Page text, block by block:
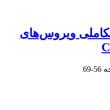
تکاملی ویروس‌های
56-69